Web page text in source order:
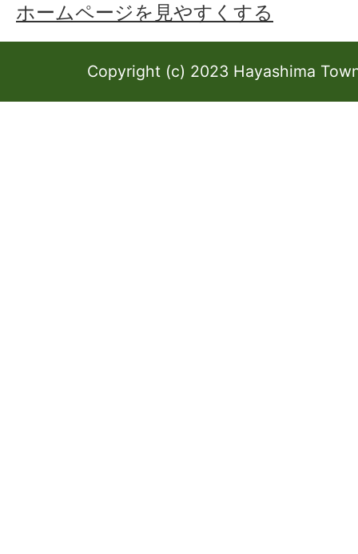
ホームページを見やすくする
Copyright (c) 2023 Hayashima